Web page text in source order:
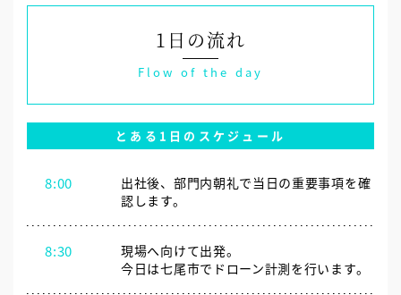
1日の流れ
Flow of the day
とある1日のスケジュール
8:00
出社後、部門内朝礼で当日の重要事項を確
認します。
8:30
現場へ向けて出発。
今日は七尾市でドローン計測を行います。